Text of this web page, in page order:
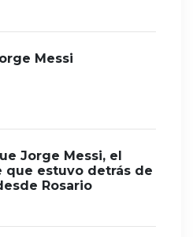
Messi
Jorge Messi, el
que estuvo detrás de
Rosario